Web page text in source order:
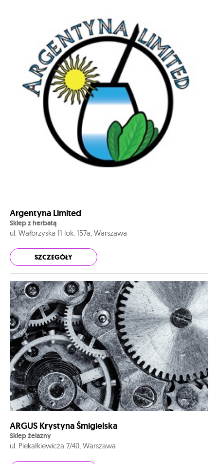
Argentyna Limited
Sklep z herbatą
ul. Wałbrzyska 11 lok. 157a, Warszawa
SZCZEGÓŁY
ARGUS Krystyna Śmigielska
Sklep żelazny
ul. Piekałkiewicza 7/40, Warszawa